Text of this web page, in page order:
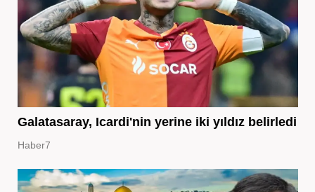
Galatasaray, Icardi'nin yerine iki yıldız belirledi
Haber7